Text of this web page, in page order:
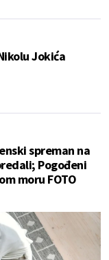
Jokića
spreman na
Pogođeni
moru FOTO